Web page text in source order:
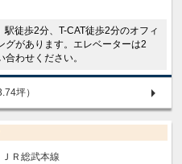
徒歩2分、T-CAT徒歩2分のオフィ
グがあります。エレベーターは2
わせください。
坪）
ＪＲ総武本線